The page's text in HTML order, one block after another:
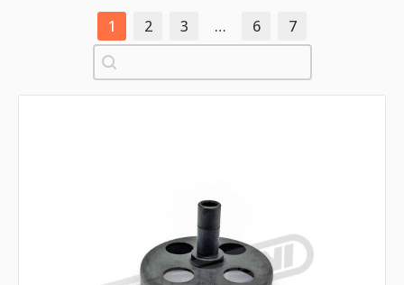
1 2 3 … 6
7
Pretraži